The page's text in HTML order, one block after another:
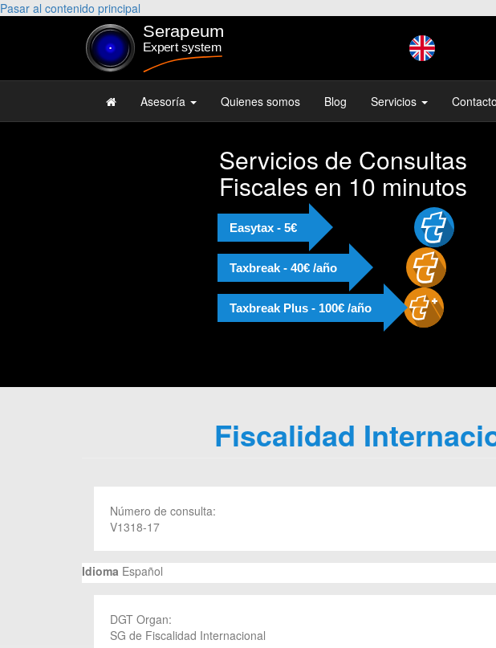
Pasar al contenido principal
Asesoría Quienes somos Blog Servicios Contacto
Servicios de Consultas
Fiscales en 10 minutos
Easytax - 5€
Taxbreak - 40€ /año
Taxbreak Plus - 100€ /año
Fiscalidad
Número de consulta:
V1318-17
Idioma Español
DGT Organ:
SG de Fiscalidad Internacional